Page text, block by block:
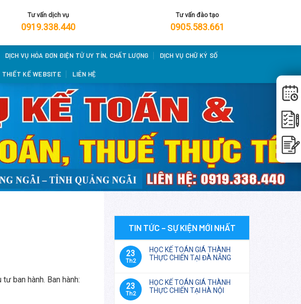
Tư vấn dịch vụ
0919.338.440
Tư vấn đào tạo
0905.583.661
DỊCH VỤ HÓA ĐƠN ĐIỆN TỬ UY TÍN, CHẤT LƯỢNG DỊCH VỤ CHỮ KÝ SỐ
THIẾT KẾ WEBSITE LIÊN HỆ
ban hành. Ban hành:
TIN TỨC – SỰ KIỆN MỚI NHẤT
23
Th2
HỌC KẾ TOÁN GIÁ THÀNH
THỰC CHIẾN TẠI ĐÀ NẴNG
23
Th2
HỌC KẾ TOÁN GIÁ THÀNH
THỰC CHIẾN TẠI HÀ NỘI